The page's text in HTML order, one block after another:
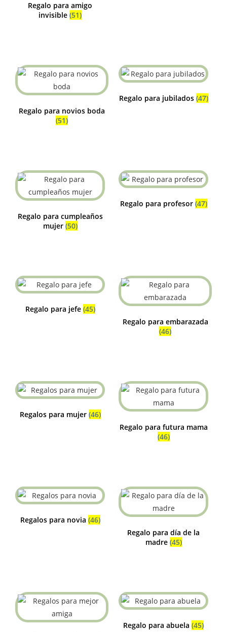
Regalo para amigo
invisible (51)
Regalo para novios boda
(51)
Regalo para jubilados (47)
Regalo para cumpleaños
mujer (50)
Regalo para profesor (47)
Regalo para jefe (45)
Regalo para embarazada
(46)
Regalos para mujer (46)
Regalo para futura mama
(46)
Regalos para novia (46)
Regalo para día de la
madre (45)
Regalo para abuela (45)